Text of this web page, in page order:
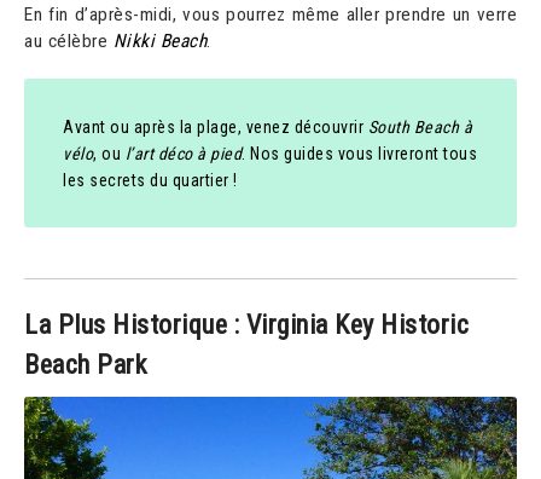
En fin d’après-midi, vous pourrez même aller prendre un verre
au célèbre Nikki Beach.
Avant ou après la plage, venez découvrir South Beach à
vélo, ou l’art déco à pied. Nos guides vous livreront tous
les secrets du quartier !
La Plus Historique : Virginia Key Historic
Beach Park